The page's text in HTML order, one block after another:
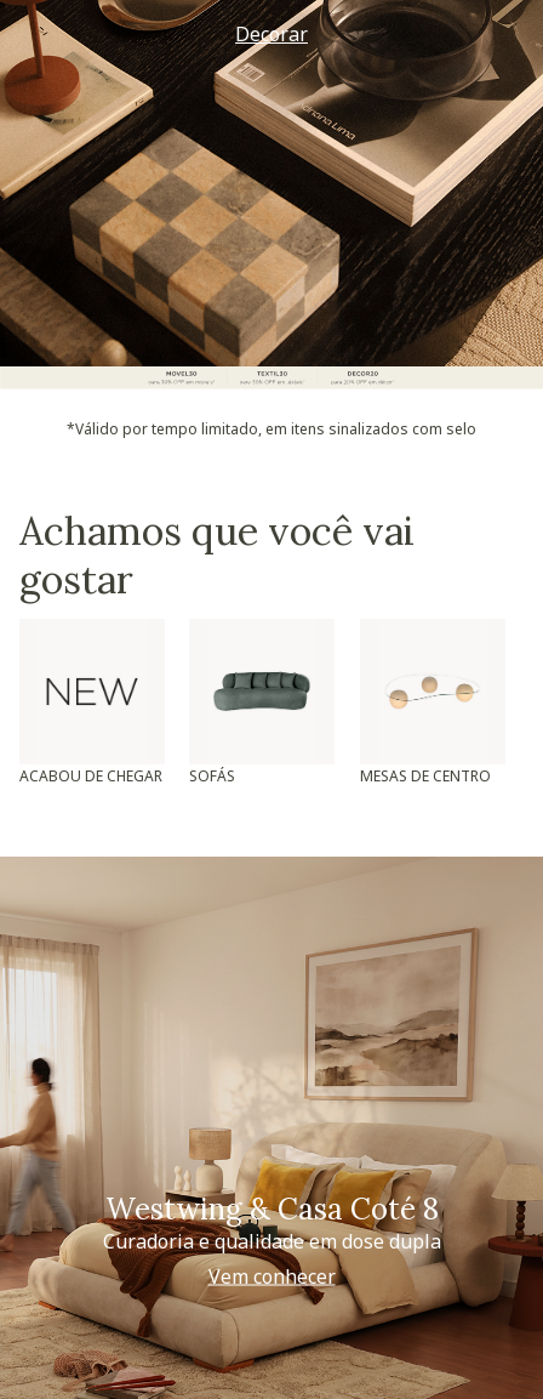
Vem ver
*Válido por tempo limitado, em itens sinalizados com selo
Achamos que você vai
gostar
ACABOU DE CHEGAR SOFÁS MESAS DE CENTRO
Westwing & Casa Coté 8
Curadoria e qualidade em dose dupla
Vem conhecer